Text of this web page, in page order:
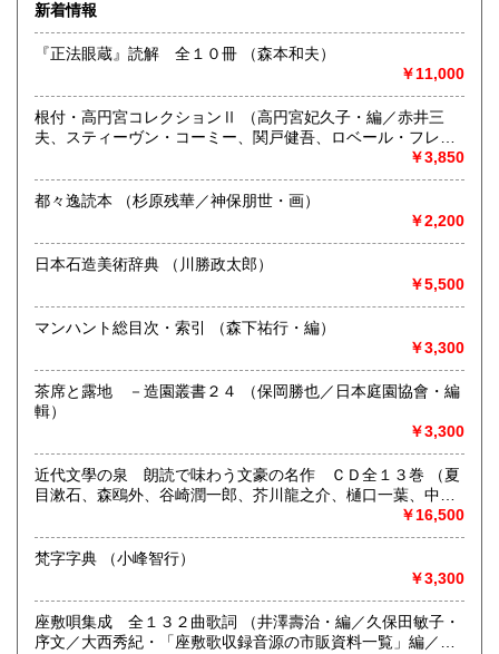
熊本県 660円 大分県 660円
660円
沖縄県 660円
電話でのお問い合わせや、お急ぎのご要望には失礼すること
もございます。申し訳ございません。
最寄駅：インターネット販売専門のため、店舗はございませ
ん。
営業時間：不定
書籍の買取について
新着情報
『正法眼蔵』読解 全１０冊 （森本和夫）
￥11,000
根付・高円宮コレクションⅡ （高円宮妃久子・編／赤井三
夫、スティーヴン・コーミー、関戸健吾、ロベール・フレイ
￥3,850
都々逸読本 （杉原残華／神保朋世・画）
￥2,200
日本石造美術辞典 （川勝政太郎）
￥5,500
マンハント総目次・索引 （森下祐行・編）
￥3,300
茶席と露地 －造園叢書２４ （保岡勝也／日本庭園協會・編
輯）
￥3,300
近代文學の泉 朗読で味わう文豪の名作 ＣＤ全１３巻 （夏
目漱石、森鴎外、谷崎潤一郎、芥川龍之介、樋口一葉、中島
敦、梶井基次郎、宮沢賢治、江戸川乱歩、太宰治、島崎藤
村、高村光太郎・原作／寺田農、長塚京三、橋爪功、広瀬修
子、風間杜夫・朗読）
￥16,500
梵字字典 （小峰智行）
￥3,300
座敷唄集成 全１３２曲歌詞 （井澤壽治・編／久保田敏子・
序文／大西秀紀・「座敷歌収録音源の市販資料一覧」編／竹